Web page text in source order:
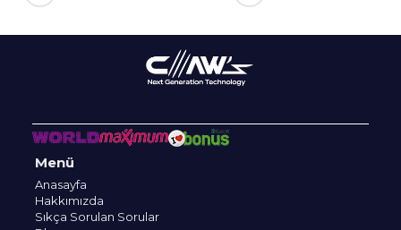
Menü
Anasayfa
Hakkımızda
Sıkça Sorulan Sorular